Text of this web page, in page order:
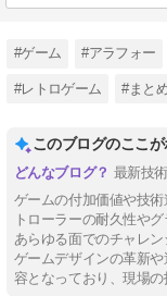
#ゲーム #アラフォー
#レトロゲーム #まと
このブログのここ
最新技
ゲームの付加価値や技
トローラーの耐久性や
あらゆる面でのチャレ
ゲームデザインの革新
容となっており、現場の